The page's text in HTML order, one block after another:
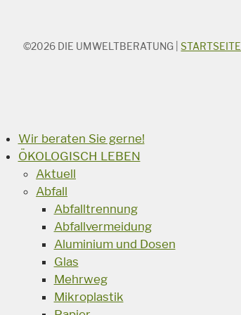
©2026 DIE UMWELTBERATUNG |STARTSEITE
Wir beraten Sie gerne!
ÖKOLOGISCH LEBEN
Aktuell
Abfall
Abfalltrennung
Abfallvermeidung
Aluminium und Dosen
Glas
Mehrweg
Mikroplastik